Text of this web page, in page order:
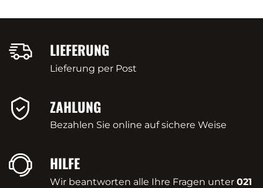
LIEFERUNG
Lieferung per Post
ZAHLUNG
Bezahlen Sie online auf sichere Weise
HILFE
Wir beantworten alle Ihre Fragen unter021